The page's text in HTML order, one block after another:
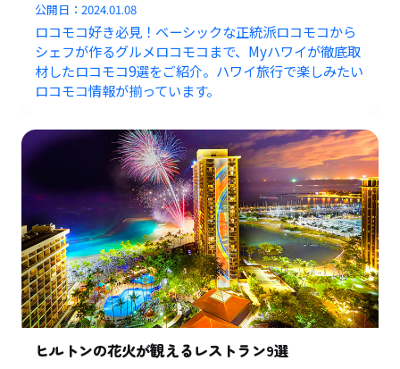
公開日：2024.01.08
ロコモコ好き必見！ベーシックな正統派ロコモコから
シェフが作るグルメロコモコまで、Myハワイが徹底取
材したロコモコ9選をご紹介。ハワイ旅行で楽しみたい
ロコモコ情報が揃っています。
ヒルトンの花火が観えるレストラン9選